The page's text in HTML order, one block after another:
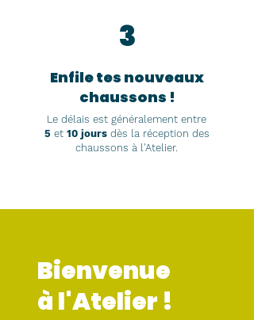
3
Enfile tes nouveaux
chaussons !
Le délais est généralement entre
5 et 10 joursdès la réception des
chaussons à l'Atelier.
Bienvenue
à l'Atelier !